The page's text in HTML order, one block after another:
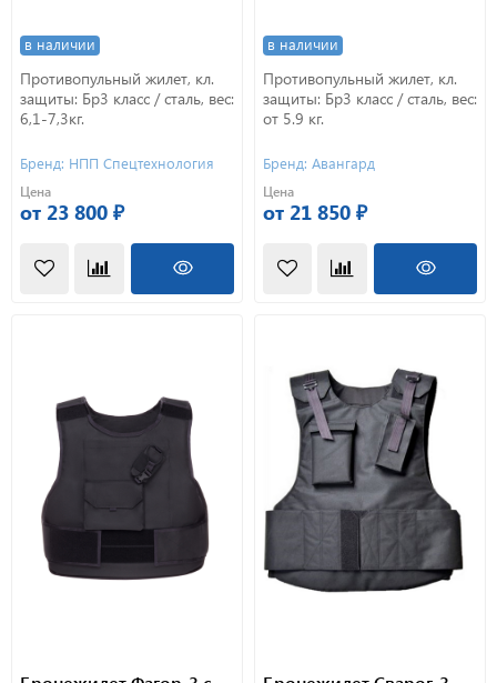
в наличии
Противопульный жилет, кл.
защиты: Бр3 класс / сталь, вес:
6,1-7,3кг.
Бренд: НПП Спецтехнология
Цена
от 23 800 ₽
в наличии
Противопульный жилет, кл.
защиты: Бр3 класс / сталь, вес:
от 5.9 кг.
Бренд: Авангард
Цена
от 21 850 ₽